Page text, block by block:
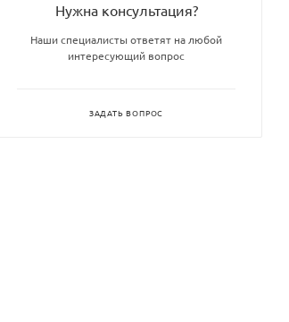
Нужна консультация?
Наши специалисты ответят на любой
интересующий вопрос
ЗАДАТЬ ВОПРОС